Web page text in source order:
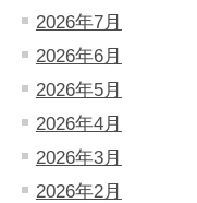
2026年7月
2026年6月
2026年5月
2026年4月
2026年3月
2026年2月